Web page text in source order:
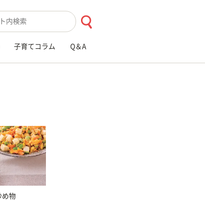
ワード入力
子育てコラム Q＆A
め物